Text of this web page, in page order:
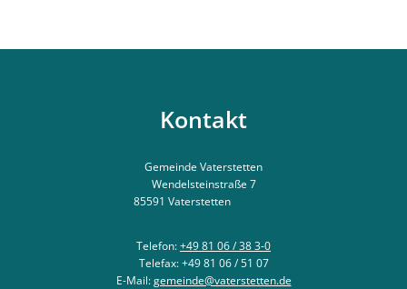
Kontakt
Gemeinde Vaterstetten
Wendelsteinstraße 7
85591 Vaterstetten
Telefon:+49 81 06 / 38 3-0
Telefax: +49 81 06 / 51 07
E-Mail:gemeinde@vaterstetten.de